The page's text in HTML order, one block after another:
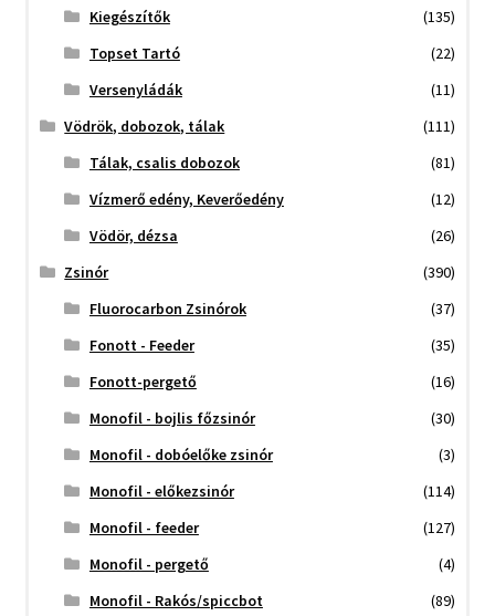
Kiegészítők
(135)
Topset Tartó
(22)
Versenyládák
(11)
Vödrök, dobozok, tálak
(111)
Tálak, csalis dobozok
(81)
Vízmerő edény, Keverőedény
(12)
Vödör, dézsa
(26)
Zsinór
(390)
Fluorocarbon Zsinórok
(37)
Fonott - Feeder
(35)
Fonott-pergető
(16)
Monofil - bojlis főzsinór
(30)
Monofil - dobóelőke zsinór
(3)
Monofil - előkezsinór
(114)
Monofil - feeder
(127)
Monofil - pergető
(4)
Monofil - Rakós/spiccbot
(89)